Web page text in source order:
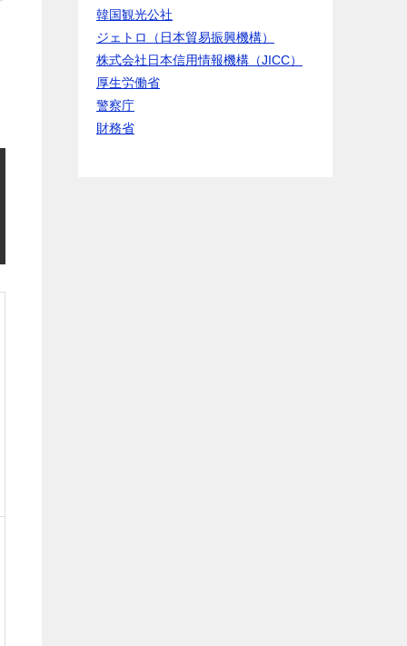
韓国観光公社
ジェトロ（日本貿易振興機構）
株式会社日本信用情報機構（JICC）
厚生労働省
警察庁
財務省